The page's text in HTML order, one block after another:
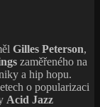
Gilles Peterson,
zaměřeného na
a hip hopu.
o popularizaci
Acid Jazz